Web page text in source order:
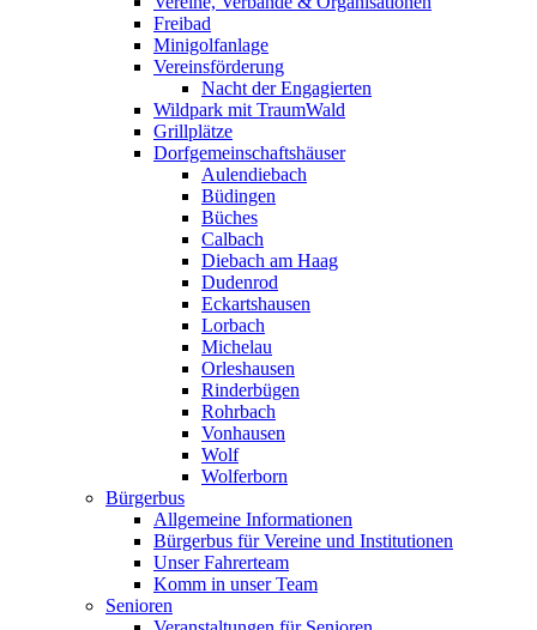
Freibad
Minigolfanlage
Vereinsförderung
Nacht der Engagierten
Wildpark mit TraumWald
Grillplätze
Dorfgemeinschaftshäuser
Aulendiebach
Büdingen
Büches
Calbach
Diebach am Haag
Dudenrod
Eckartshausen
Lorbach
Michelau
Orleshausen
Rinderbügen
Rohrbach
Vonhausen
Wolf
Wolferborn
Bürgerbus
Allgemeine Informationen
Bürgerbus für Vereine und Institutionen
Unser Fahrerteam
Komm in unser Team
Senioren